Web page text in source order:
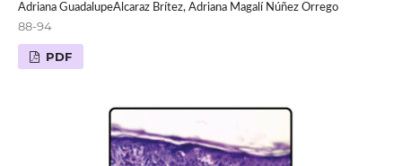
Adriana GuadalupeAlcaraz Brítez, Adriana Magalí Núñez Orrego
88-94
PDF